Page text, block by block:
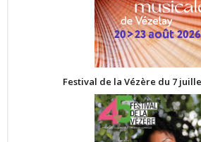
Festival de la Vézère du 7